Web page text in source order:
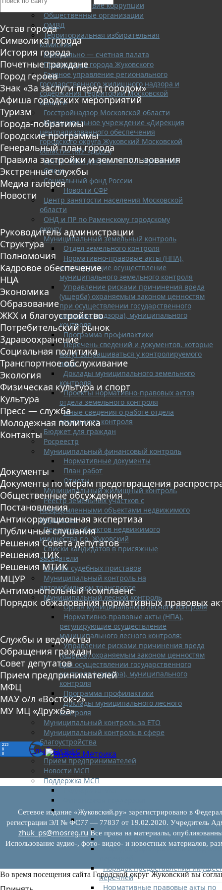
Противодействие коррупции
Общественные организации
ОМВД
Территориальная избирательная
комиссия
Контрольно — счетная палата
Прокуратура города Жуковского
Главное управление регионального
государственного жилищного надзора и
содержания территорий Московской
области
Госстройнадзор Московской области
Муниципальное учреждение «Дирекция
централизованного обеспечения
городского округа Жуковский Московской
области» (МУ «ДЦО»)
Центр «Мои документы» г.о. Жуковский
Опека
Социальный фонд России
Новости СФР
Центр занятости населения Московской
области
ОНД и ПР по Раменскому городскому
округу
Муниципальный земельный контроль
Отдел земельного контроля
Нормативно-правовые акты (НПА),
регулирующие осуществление
муниципального земельного контроля
Управление рисками причинения вреда
(ущерба) охраняемым законом ценностям
при осуществлении государственного
контроля (надзора), муниципального
контроля
Программа профилактики
Перечень сведений и документов, которые
могут запрашиваться у контролируемого
лица
Доклады муниципального земельного
контроля
Проекты нормативно-правовых актов
отдела земельного контроля
Иные сведения о работе отдела
земельного контроля
Бюджет для граждан
Росреестр
Муниципальный финансовый контроль
Нормативные документы
План работ
Отчеты
Муниципальный жилищный контроль
Реестр земельных участков с
неоформленными объектами недвижимого
имущества
Перечень объектов недвижимого
имущества г.о. Жуковский
Списки кандидатов в присяжные
заседатели
Служба судебных приставов
Муниципальный контроль на
автомобильном транспорте
Муниципальный лесной контроль
Орган муниципального лесного контроля
Нормативно-правовые акты (НПА),
регулирующие осуществление
муниципального лесного контроля:
Управление рисками причинения вреда
(ущерба) охраняемым законом ценностям
при осуществлении государственного
контроля (надзора), муниципального
контроля
Программа профилактики
Доклады муниципального лесного
контроля
Муниципальный контроль за ЕТО
Муниципальный контроль в сфере
благоустройства
МАЛЫЙ БИЗНЕС
Прием предпринимателей
Новости МСП
Поддержка МСП
Имущественная поддержка
Нормативно-правовые акты
Федеральное законодательство
Региональное законодательство
Порядок формирования и
Порядок предоставления
перечней
Нормативные правовые акты по
Устав города
Символика города
История города
Почетные граждане
Город героев
Знак «За заслуги перед городом»
Афиша городских мероприятий
Туризм
Города-побратимы
Городские программы
Генеральный план города
Правила застройки и землепользования
Экстренные службы
Медиа галерея
Новости
Руководитель администрации
Структура
Полномочия
Кадровое обеспечение
НЦА
Экономика
Образование
ЖКХ и благоустройство
Потребительский рынок
Здравоохранение
Социальная политика
Транспортное обслуживание
Экология
Физическая культура и спорт
Культура
Пресс — служба
Молодежная политика
Контакты
Документы
Документы по мерам предотвращения
Общественные обсуждения
Постановления
Антикоррупционная экспертиза
Публичные слушания
Решения Совета депутатов
Решения ТИК
Решения МТИК
МЦУР
Антимонопольный комплаенс
Порядок обжалования нормативных правовых
Службы и ведомства
Обращения граждан
Совет депутатов
Прием предпринимателей
МФЦ
МАУ о/л «Восток-2»
МУ МЦ «Дружба»
Сетевое издание «Жуковский.ру» зарегистрировано в
регистрации ЭЛ № ФС77 — 77837 от 19.02.2020. Учредитель
zhuk_ps@mosreg.ru Все права на материалы,
Использование аудио-, фото- видео- и новостных материалов,
Во время посещения сайта Городской округ Жуковский вы